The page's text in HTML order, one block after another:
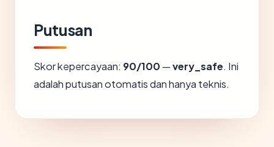
Putusan
Skor kepercayaan: 90/100 —very_safe. Ini
adalah putusan otomatis dan hanya teknis.